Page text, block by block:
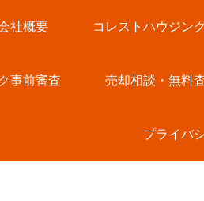
社概要 コレストハウジン
事前審査 売却相談・無料
プライバ